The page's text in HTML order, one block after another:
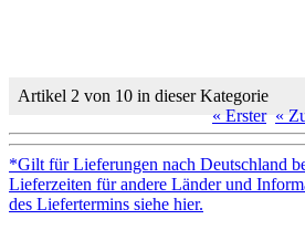
Artikel 2 von 10 in dieser Kategorie
« Erster «
*Gilt für Lieferungen nach Deutschland
Lieferzeiten für andere Länder und
des Liefertermins siehe hier.